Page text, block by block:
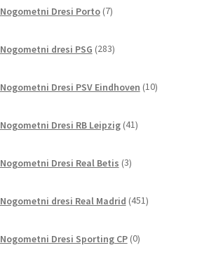
Nogometni Dresi Porto 7izdelkov
Nogometni dresi PSG 283izdelkov
Nogometni Dresi PSV Eindhoven 10izdelkov
Nogometni Dresi RB Leipzig 41izdelkov
Nogometni Dresi Real Betis 3izdelki
Nogometni dresi Real Madrid 451izdelkov
Nogometni Dresi Sporting CP 0izdelkov